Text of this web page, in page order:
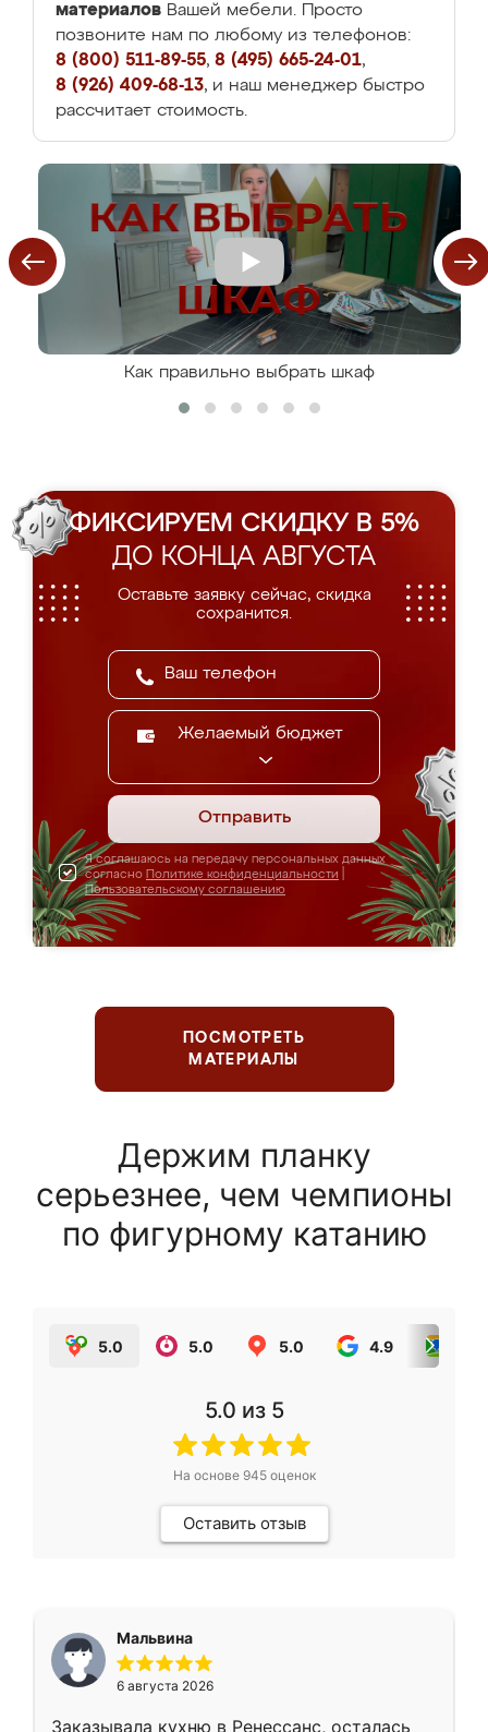
материалов Вашей мебели. Просто
позвоните нам по любому из телефонов:
8 (800) 511-89-55, 8 (495) 665-24-01,
8 (926) 409-68-13, и наш менеджер быстро
рассчитает стоимость.
Как правильно выбрать шкаф
ФИКСИРУЕМ СКИДКУ В 5%
ДО КОНЦА АВГУСТА
Оставьте заявку сейчас, скидка
сохранится.
Желаемый бюджет
Отправить
Я соглашаюсь на передачу персональных данных
согласно Политике конфиденциальности
Пользовательскому соглашению
ПОСМОТРЕТЬ
МАТЕРИАЛЫ
Держим планку
серьезнее, чем чемпионы
по фигурному катанию
5.0 5.0 5.0 4.9
5.0 из 5
На основе 945оценок
Оставить отзыв
Мальвина
6 августа 2026
Заказывала кухню в Ренессанс, осталась